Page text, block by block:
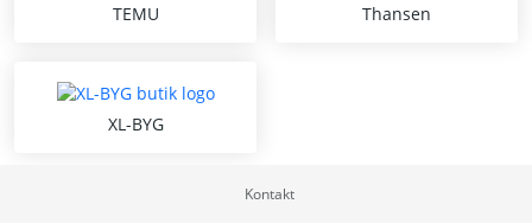
TEMU Thansen
XL-BYG
Kontakt